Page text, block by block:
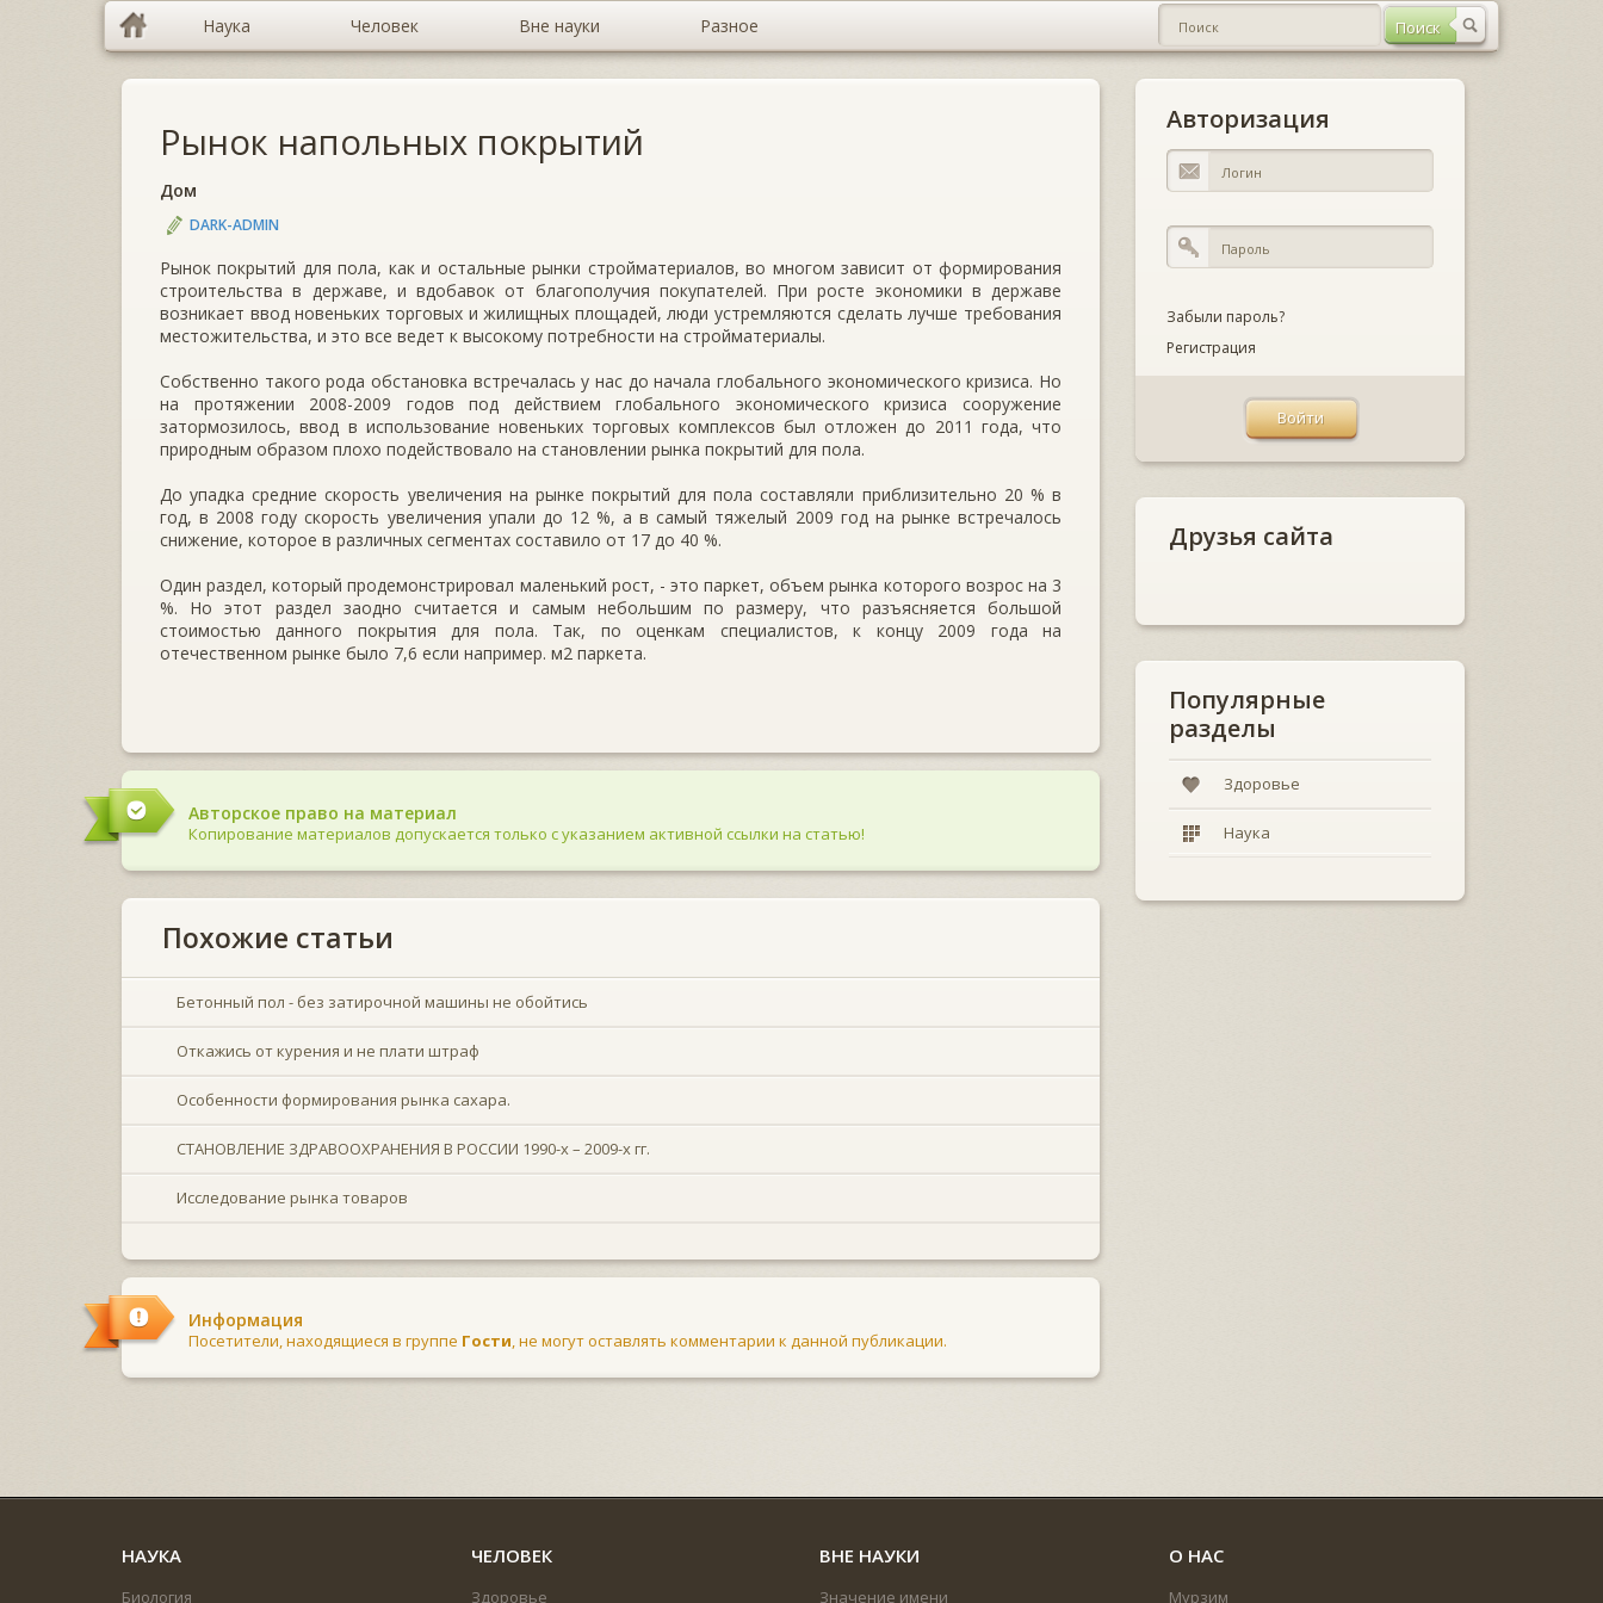
Наука Человек Вне науки Разное
Рынок напольных покрытий
Дом
DARK-ADMIN
Рынок покрытий для пола, как и остальные рынки стройматериалов, во многом зависит от формирования
строительства в державе, и вдобавок от благополучия покупателей. При росте экономики в державе
возникает ввод новеньких торговых и жилищных площадей, люди устремляются сделать лучше требования
местожительства, и это все ведет к высокому потребности на стройматериалы.
Собственно такого рода обстановка встречалась у нас до начала глобального экономического кризиса. Но
на протяжении 2008-2009 годов под действием глобального экономического кризиса сооружение
затормозилось, ввод в использование новеньких торговых комплексов был отложен до 2011 года, что
природным образом плохо подействовало на становлении рынка покрытий для пола.
До упадка средние скорость увеличения на рынке покрытий для пола составляли приблизительно 20 % в
год, в 2008 году скорость увеличения упали до 12 %, а в самый тяжелый 2009 год на рынке встречалось
снижение, которое в различных сегментах составило от 17 до 40 %.
Один раздел, который продемонстрировал маленький рост, - это паркет, объем рынка которого возрос на 3
%. Но этот раздел заодно считается и самым небольшим по размеру, что разъясняется большой
стоимостью данного покрытия для пола. Так, по оценкам специалистов, к концу 2009 года на
отечественном рынке было 7,6 если например. м2 паркета.
Авторское право на материал
Копирование материалов допускается только с указанием активной ссылки на статью!
Похожие статьи
Бетонный пол - без затирочной машины не обойтись
Откажись от курения и не плати штраф
Особенности формирования рынка сахара.
СТАНОВЛЕНИЕ ЗДРАВООХРАНЕНИЯ В РОССИИ 1990-х – 2009-х гг.
Исследование рынка товаров
Информация
Посетители, находящиеся в группе Гости, не могут оставлять комментарии к данной публикации.
Авторизация
Забыли пароль?
Регистрация
Друзья сайта
Популярные
разделы
Здоровье
Наука
НАУКА
Биология
ЧЕЛОВЕК
Здоровье
ВНЕ НАУКИ
Значение имени
О НАС
Мурзим